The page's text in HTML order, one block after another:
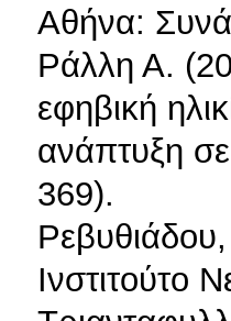
Αθήνα:
Ράλλη Α.
εφηβική
ανάπτυξη σε
369).